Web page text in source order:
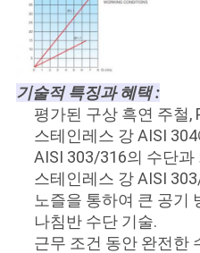
기술적 특징과 혜택 :
평가된 구상 흑연 주철,
스테인레스 강 AISI
AISI 303/316의 수단과
스테인레스 강 AISI
노즐을 통하여 큰 공기
나침반 수단 기술.
근무 조건 동안 완전한